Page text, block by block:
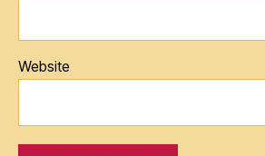
Website